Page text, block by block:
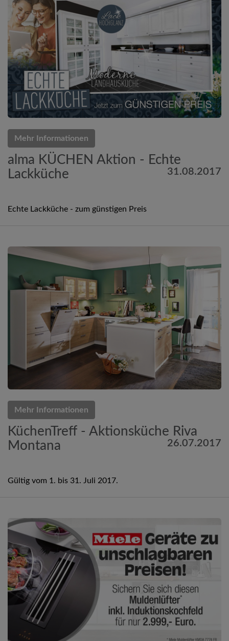
Mehr Informationen
alma KÜCHEN Aktion - Echte
Lackküche
31.08.2017
Echte Lackküche - zum günstigen Preis
Mehr Informationen
KüchenTreff - Aktionsküche Riva
Montana
26.07.2017
Gültig vom 1. bis 31. Juli 2017.